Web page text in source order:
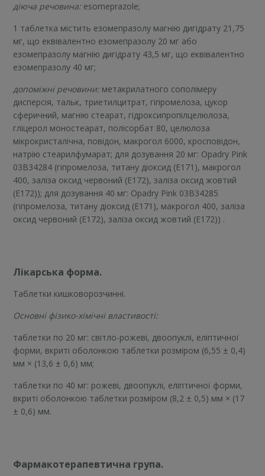
діюча речовина: esomeprazole;
1 таблетка містить езомепразолу магнію дигідрату 21,75
мг, що еквівалентно езомепразолу 20 мг або
езомепразолу магнію дигідрату 43,5 мг, що еквівалентно
езомепразолу 40 мг;
допоміжні речовини: метакрилатного сополімеру
дисперсія, тальк, триетилцитрат, гіпромелоза, цукор
сферичний, магнію стеарат, гідроксипропілцелюлоза,
гліцерол моностеарат, полісорбат 80, целюлоза
мікрокристалічна, повідон, макрогол 6000, кросповідон,
натрію стеарилфумарат; для дозування 20 мг: Opadry Pink
03B34284 (гіпромелоза, титану діоксид (Е171), макрогол
400, заліза оксид червоний (Е172), заліза оксид жовтий
(Е172)); для дозування 40 мг: Opadry Pink 03B34285
(гіпромелоза, титану діоксид (Е171), макрогол 400, заліза
оксид червоний (Е172), заліза оксид жовтий (Е172)) .
Лікарська форма.
Таблетки кишковорозчинні.
Основні фізико-хімічні властивості:
таблетки по 20 мг: світло-рожеві, двоопуклі, еліптичної
форми, вкриті оболонкою таблетки розміром (6,55 ± 0,4)
мм × (13,6 ± 0,6) мм;
таблетки по 40 мг: рожеві, двоопуклі, еліптичної форми,
вкриті оболонкою таблетки розміром (8,2 ± 0,5) мм × (17
± 0,6) мм.
Фармакотерапевтична група.